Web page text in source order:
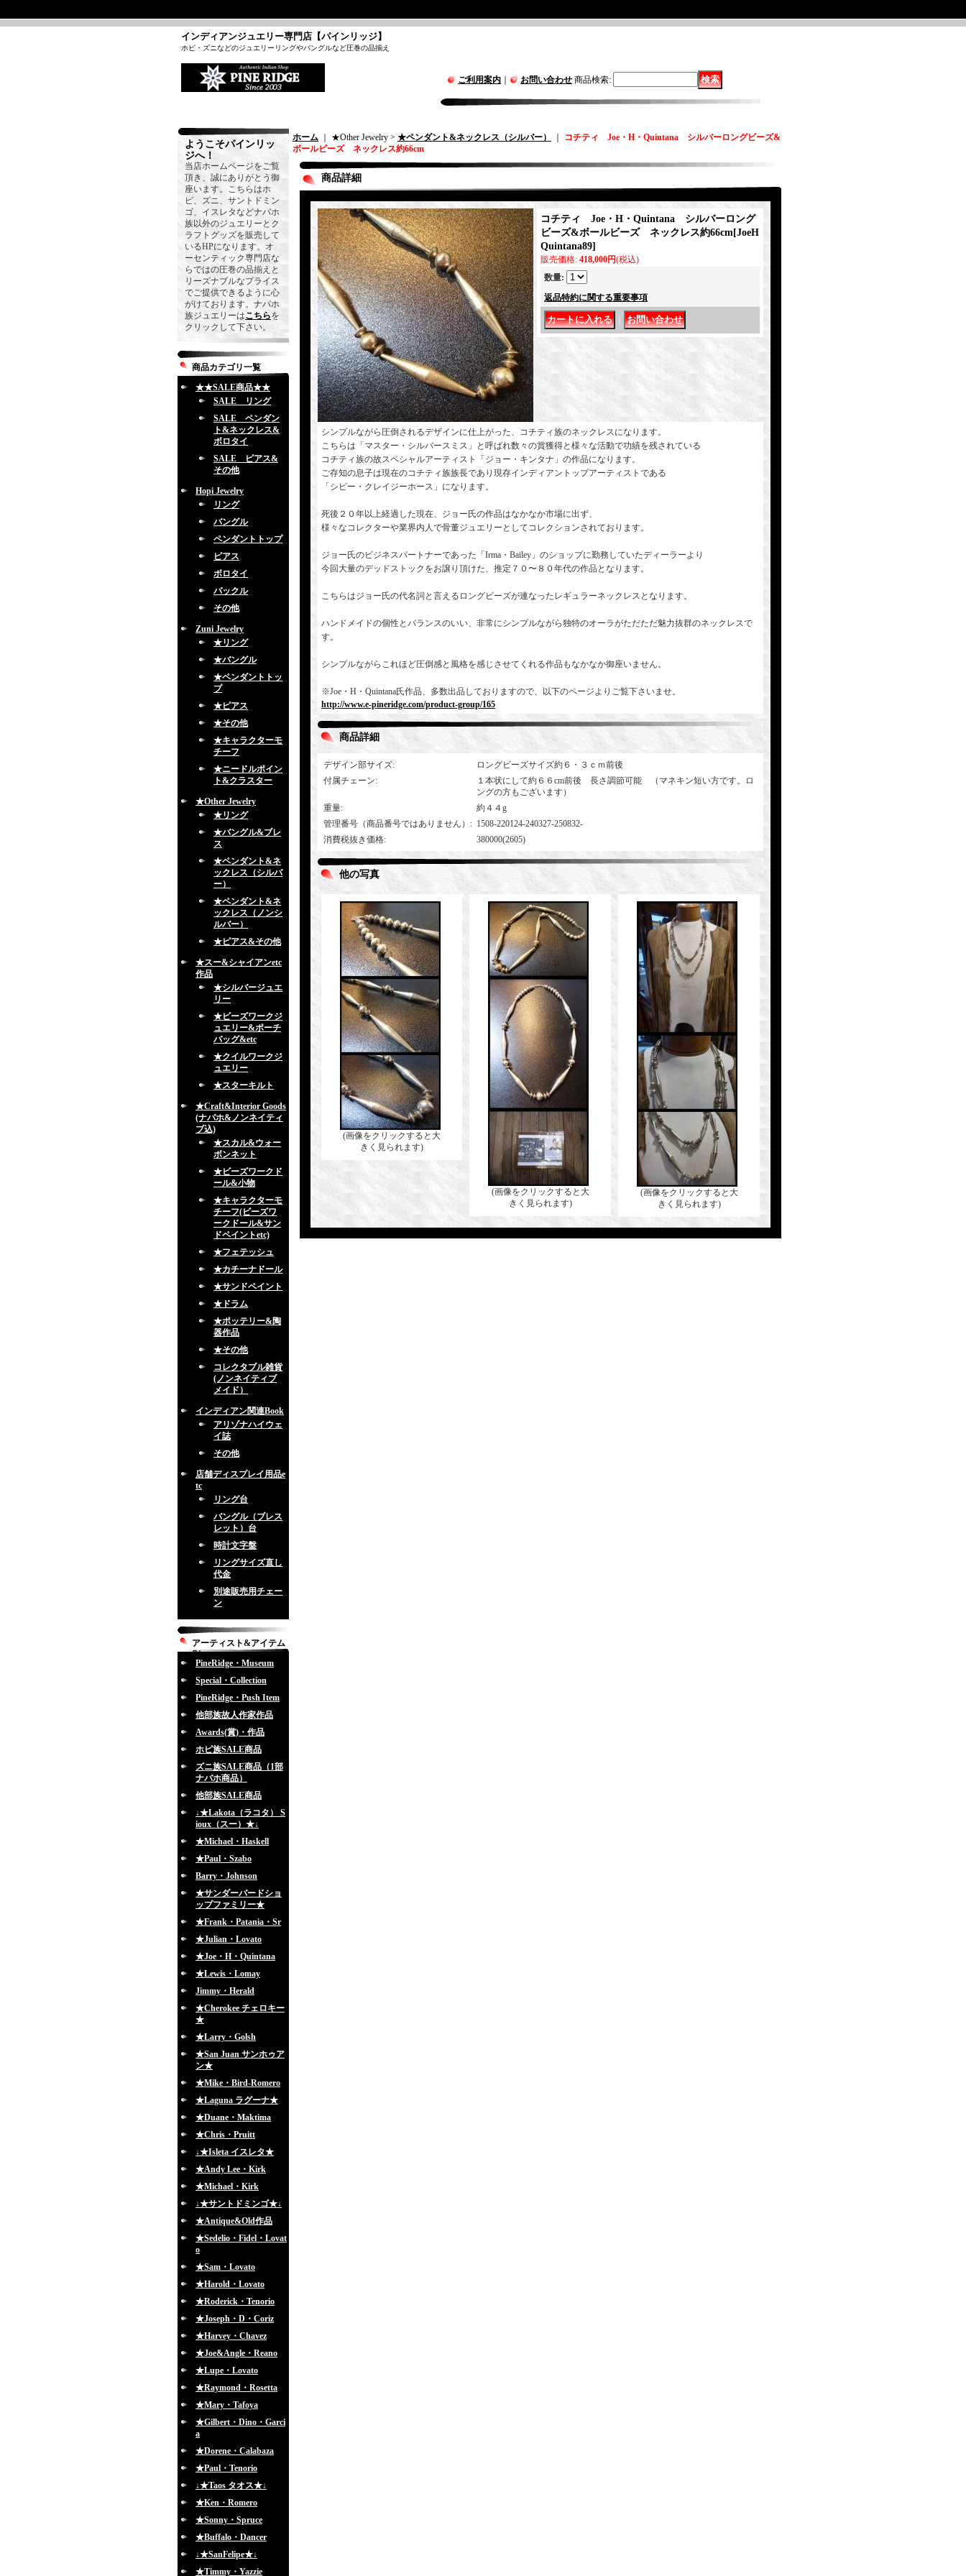
インディアンジュエリー専門店【パインリッジ】
ホピ・ズニなどのジュエリーリングやバングルなど圧巻の品揃え
ご利用案内 お問い合わせ 商品検索:
ようこそパインリッ
ジへ！
当店ホームページをご覧
頂き、誠にありがとう御
座います。こちらはホ
ピ、ズニ、サントドミン
ゴ、イスレタなどナバホ
族以外のジュエリーとク
ラフトグッズを販売して
いるHPになります。オ
ーセンティック専門店な
らではの圧巻の品揃えと
リーズナブルなプライス
でご提供できるように心
がけております。ナバホ
族ジュエリーはこちらを
クリックして下さい。
商品カテゴリ一覧
★★SALE商品★★
SALE リング
SALE ペンダン
ト&ネックレス&
ボロタイ
SALE ピアス&
その他
Hopi Jewelry
リング
バングル
ペンダントトップ
ピアス
ボロタイ
バックル
その他
Zuni Jewelry
★リング
★バングル
★ペンダントトッ
プ
★ピアス
★その他
★キャラクターモ
チーフ
★ニードルポイン
ト&クラスター
★Other Jewelry
★リング
★バングル&ブレ
ス
★ペンダント&ネ
ックレス（シルバ
ー）
★ペンダント&ネ
ックレス（ノンシ
ルバー）
★ピアス&その他
★スー&シャイアンetc
作品
★シルバージュエ
リー
★ビーズワークジ
ュエリー&ポーチ
バッグ&etc
★クイルワークジ
ュエリー
★スターキルト
★Craft&Interior Goods
(ナバホ&ノンネイティ
ブ込)
★スカル&ウォー
ボンネット
★ビーズワークド
ール&小物
★キャラクターモ
チーフ(ビーズワ
ークドール&サン
ドペイントetc)
★フェテッシュ
★カチーナドール
★サンドペイント
★ドラム
★ポッテリー&陶
器作品
★その他
コレクタブル雑貨
(ノンネイティブ
メイド）
インディアン関連Book
アリゾナハイウェ
イ誌
その他
店舗ディスプレイ用品e
tc
リング台
バングル（ブレス
レット）台
時計文字盤
リングサイズ直し
代金
別途販売用チェー
ン
アーティスト&アイテム
別
PineRidge・Museum
Special・Collection
PineRidge・Push Item
他部族故人作家作品
Awards(賞)・作品
ホピ族SALE商品
ズニ族SALE商品（1部
ナバホ商品）
他部族SALE商品
↓★Lakota（ラコタ） S
ioux（スー）★↓
★Michael・Haskell
★Paul・Szabo
Barry・Johnson
★サンダーバードショ
ップファミリー★
★Frank・Patania・Sr
★Julian・Lovato
★Joe・H・Quintana
★Lewis・Lomay
Jimmy・Herald
★Cherokee チェロキー
★
★Larry・Golsh
★San Juan サンホゥア
ン★
★Mike・Bird-Romero
★Laguna ラグーナ★
★Duane・Maktima
★Chris・Pruitt
↓★Isleta イスレタ★
★Andy Lee・Kirk
★Michael・Kirk
↓★サントドミンゴ★↓
★Antique&Old作品
★Sedelio・Fidel・Lovat
o
★Sam・Lovato
★Harold・Lovato
★Roderick・Tenorio
★Joseph・D・Coriz
★Harvey・Chavez
★Joe&Angle・Reano
★Lupe・Lovato
★Raymond・Rosetta
★Mary・Tafoya
★Gilbert・Dino・Garci
a
★Dorene・Calabaza
★Paul・Tenorio
↓★Taos タオス★↓
★Ken・Romero
★Sonny・Spruce
★Buffalo・Dancer
↓★SanFelipe★↓
★Timmy・Yazzie
ホーム ｜ ★Other Jewelry > ★ペンダント&ネックレス（シルバー）
コチティ Joe・H・Quintana シルバーロングビーズ&
ボールビーズ ネックレス約66cm
商品詳細
コチティ Joe・H・Quintana シルバーロング
ビーズ&ボールビーズ ネックレス約66cm[JoeH
Quintana89]
販売価格: 418,000円(税込)
数量:
返品特約に関する重要事項
シンプルながら圧倒されるデザインに仕上がった、コチティ族のネックレスになります。
こちらは「マスター・シルバースミス」と呼ばれ数々の賞獲得と様々な活動で功績を残されている
コチティ族の故スペシャルアーティスト「ジョー・キンタナ」の作品になります。
ご存知の息子は現在のコチティ族族長であり現存インディアントップアーティストである
「シピー・クレイジーホース」になります。
死後２０年以上経過した現在、ジョー氏の作品はなかなか市場に出ず、
様々なコレクターや業界内人で骨董ジュエリーとしてコレクションされております。
ジョー氏のビジネスパートナーであった「Irma・Bailey」のショップに勤務していたディーラーより
今回大量のデッドストックをお譲り頂けた、推定７０〜８０年代の作品となります。
こちらはジョー氏の代名詞と言えるロングビーズが連なったレギュラーネックレスとなります。
ハンドメイドの個性とバランスのいい、非常にシンプルながら独特のオーラがただただ魅力抜群のネックレスで
す。
シンプルながらこれほど圧倒感と風格を感じさせてくれる作品もなかなか御座いません。
※Joe・H・Quintana氏作品、多数出品しておりますので、以下のページよりご覧下さいませ。
http://www.e-pineridge.com/product-group/165
商品詳細
デザイン部サイズ:
ロングビーズサイズ約６・３ｃｍ前後
付属チェーン:
１本状にして約６６cm前後 長さ調節可能 （マネキン短い方です。ロ
ングの方もございます）
重量:
約４４g
管理番号（商品番号ではありません） : 1508-220124-240327-250832-
消費税抜き価格: 380000(2605)
他の写真
(画像をクリックすると大
きく見られます)
(画像をクリックすると大
きく見られます)
(画像をクリックすると大
きく見られます)